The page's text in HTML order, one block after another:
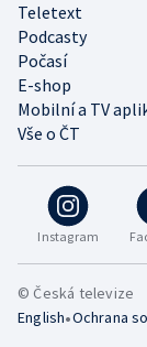
Instagram
Teletext
Podcasty
Počasí
E-shop
Mobilní a TV
Vše o ČT
© Česká televize
English•Ochrana